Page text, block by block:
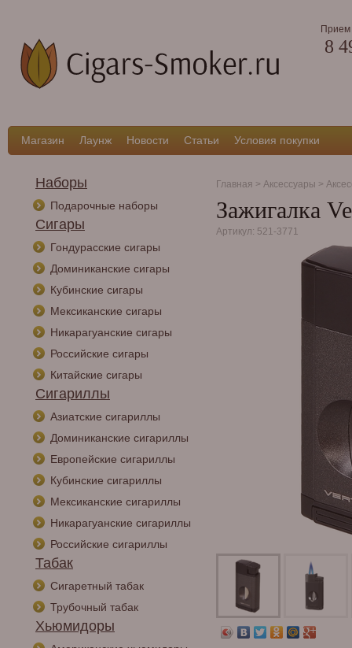
Прием
8
Магазин Лаунж Новости Статьи Условия покупки
Наборы
Подарочные наборы
Сигары
Гондурасские сигары
Доминиканские сигары
Кубинские сигары
Мексиканские сигары
Никарагуанские сигары
Российские сигары
Китайские сигары
Сигариллы
Азиатские сигариллы
Доминиканские сигариллы
Европейские сигариллы
Кубинские сигариллы
Мексиканские сигариллы
Никарагуанские сигариллы
Российские сигариллы
Табак
Сигаретный табак
Трубочный табак
Хьюмидоры
Главная > Аксессуары >
Зажигалка
Артикул: 521-3771